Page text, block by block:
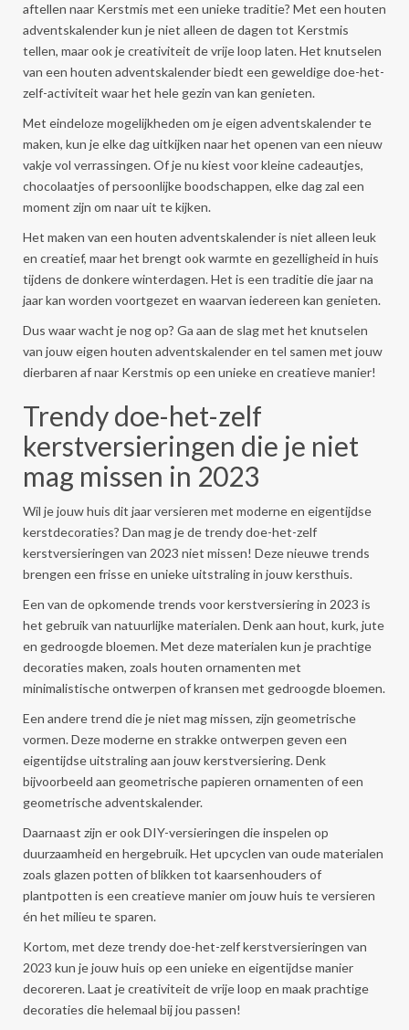
aftellen naar Kerstmis met een unieke traditie? Met een houten
adventskalender kun je niet alleen de dagen tot Kerstmis
tellen, maar ook je creativiteit de vrije loop laten. Het knutselen
van een houten adventskalender biedt een geweldige doe-het-
zelf-activiteit waar het hele gezin van kan genieten.
Met eindeloze mogelijkheden om je eigen adventskalender te
maken, kun je elke dag uitkijken naar het openen van een nieuw
vakje vol verrassingen. Of je nu kiest voor kleine cadeautjes,
chocolaatjes of persoonlijke boodschappen, elke dag zal een
moment zijn om naar uit te kijken.
Het maken van een houten adventskalender is niet alleen leuk
en creatief, maar het brengt ook warmte en gezelligheid in huis
tijdens de donkere winterdagen. Het is een traditie die jaar na
jaar kan worden voortgezet en waarvan iedereen kan genieten.
Dus waar wacht je nog op? Ga aan de slag met het knutselen
van jouw eigen houten adventskalender en tel samen met jouw
dierbaren af naar Kerstmis op een unieke en creatieve manier!
Trendy doe-het-zelf
kerstversieringen die je niet
mag missen in 2023
Wil je jouw huis dit jaar versieren met moderne en eigentijdse
kerstdecoraties? Dan mag je de trendy doe-het-zelf
kerstversieringen van 2023 niet missen! Deze nieuwe trends
brengen een frisse en unieke uitstraling in jouw kersthuis.
Een van de opkomende trends voor kerstversiering in 2023 is
het gebruik van natuurlijke materialen. Denk aan hout, kurk, jute
en gedroogde bloemen. Met deze materialen kun je prachtige
decoraties maken, zoals houten ornamenten met
minimalistische ontwerpen of kransen met gedroogde bloemen.
Een andere trend die je niet mag missen, zijn geometrische
vormen. Deze moderne en strakke ontwerpen geven een
eigentijdse uitstraling aan jouw kerstversiering. Denk
bijvoorbeeld aan geometrische papieren ornamenten of een
geometrische adventskalender.
Daarnaast zijn er ook DIY-versieringen die inspelen op
duurzaamheid en hergebruik. Het upcyclen van oude materialen
zoals glazen potten of blikken tot kaarsenhouders of
plantpotten is een creatieve manier om jouw huis te versieren
én het milieu te sparen.
Kortom, met deze trendy doe-het-zelf kerstversieringen van
2023 kun je jouw huis op een unieke en eigentijdse manier
decoreren. Laat je creativiteit de vrije loop en maak prachtige
decoraties die helemaal bij jou passen!